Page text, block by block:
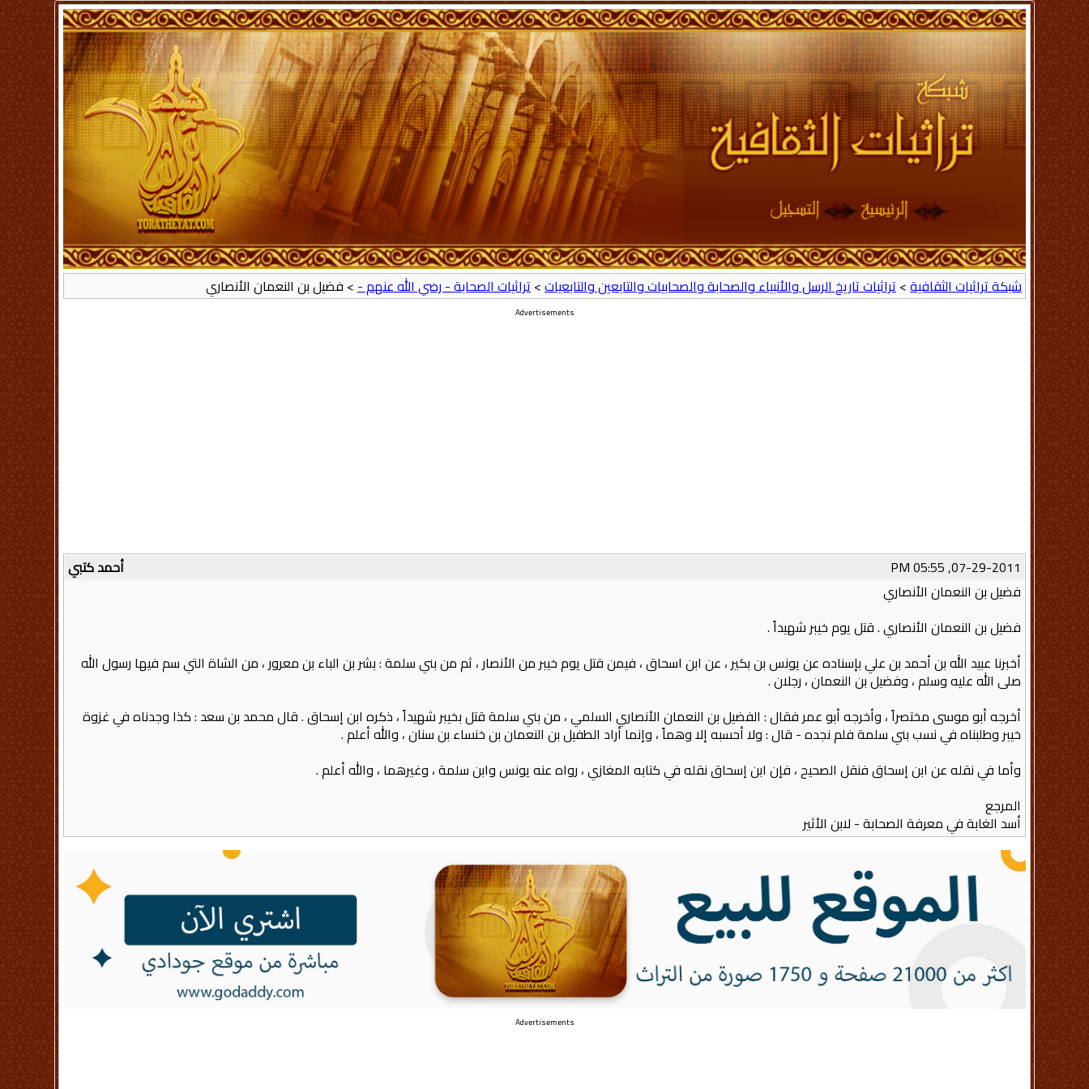
شبكة تراثيات الثقافية>تراثيات تاريخ الرسل والأنبياء والصحابة والصحابيات والتابعين والتابعيات>تراثيات الصحابة - رضي الله عنهم -> فضيل بن النعمان الأنصاري
Advertisements
أحمد كتبي
07-29-2011, 05:55 PM
فضيل بن النعمان الأنصاري
فضيل بن النعمان الأنصاري ‏.‏ قتل يوم خيبر شهيداً‏ .‏
أخبرنا عبيد الله بن أحمد بن علي بإسناده عن يونس بن بكير ، عن ابن اسحاق ، فيمن قتل يوم خيبر من الأنصار ، ثم من بني سلمة ‏:‏ بشر بن الباء بن معرور ، من الشاة التي سم فيها رسول الله
صلى الله عليه وسلم ، وفضيل بن النعمان ، رجلان‏ .‏
أخرجه أبو موسى مختصراً ، وأخرجه أبو عمر فقال‏ :‏ الفضيل بن النعمان الأنصاري السلمي ، من بني سلمة قتل بخيبر شهيداً ، ذكره ابن إسحاق ‏.‏ قال محمد بن سعد‏ :‏ كذا وجدناه في غزوة
خيبر وطلبناه في نسب بني سلمة فلم نجده - قال ‏:‏ ولا أحسبه إلا وهماً ، وإنما أراد الطفيل بن النعمان بن خنساء بن سنان ، والله أعلم‏ .‏
وأما في نقله عن ابن إسحاق فنقل الصحيح ، فإن ابن إسحاق نقله في كتابه المغازي ، رواه عنه يونس وابن سلمة ، وغيرهما ، والله أعلم‏ .‏
المرجع
أسد الغابة في معرفة الصحابة - لابن الأثير
Advertisements